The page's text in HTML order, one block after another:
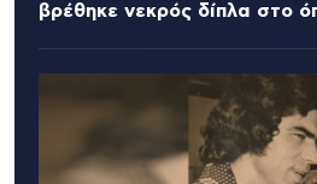
βρέθηκε νεκρός δίπλα στο